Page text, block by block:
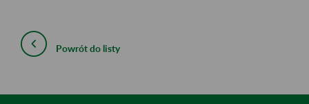
Powrót do listy